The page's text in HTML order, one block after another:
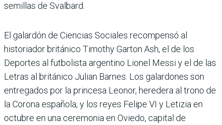
semillas de Svalbard.
El galardón de Ciencias Sociales recompensó al
historiador británico Timothy Garton Ash, el de los
Deportes al futbolista argentino Lionel Messi y el de las
Letras al británico Julian Barnes. Los galardones son
entregados por la princesa Leonor, heredera al trono de
la Corona española, y los reyes Felipe VI y Letizia en
octubre en una ceremonia en Oviedo, capital de